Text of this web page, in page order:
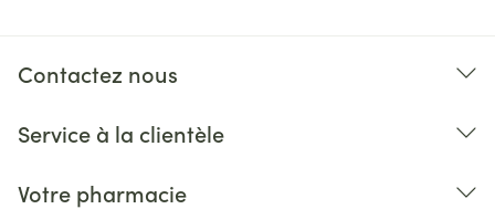
Contactez nous
Service à la clientèle
Votre pharmacie